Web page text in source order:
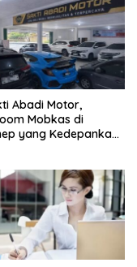
Abadi Motor,
Mobkas di
yang Kedepankan